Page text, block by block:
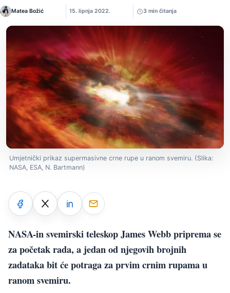
Matea Božić 15. lipnja 2022. 3 min čitanja
Umjetnički prikaz supermasivne crne rupe u ranom svemiru. (Slika:
NASA, ESA, N. Bartmann)
NASA-in svemirski teleskop James Webb priprema se
za početak rada, a jedan od njegovih brojnih
zadataka bit će potraga za prvim crnim rupama u
ranom svemiru.